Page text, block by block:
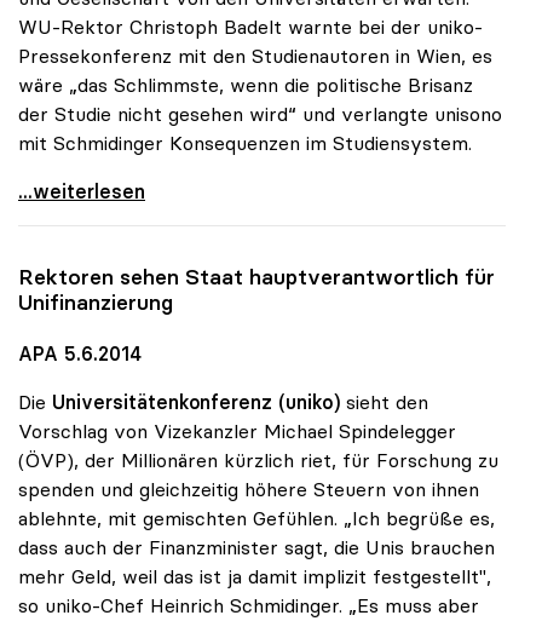
WU-Rektor Christoph Badelt warnte bei der uniko-
Pressekonferenz mit den Studienautoren in Wien, es
wäre „das Schlimmste, wenn die politische Brisanz
der Studie nicht gesehen wird“ und verlangte unisono
mit Schmidinger Konsequenzen im Studiensystem.
Schmidinger zu IHS-Studie: „Erwarte
...weiterlesen
Rektoren sehen Staat hauptverantwortlich für
Unifinanzierung
APA 5.6.2014
Die Universitätenkonferenz (uniko) sieht den
Vorschlag von Vizekanzler Michael Spindelegger
(ÖVP), der Millionären kürzlich riet, für Forschung zu
spenden und gleichzeitig höhere Steuern von ihnen
ablehnte, mit gemischten Gefühlen. „Ich begrüße es,
dass auch der Finanzminister sagt, die Unis brauchen
mehr Geld, weil das ist ja damit implizit festgestellt",
so uniko-Chef Heinrich Schmidinger. „Es muss aber